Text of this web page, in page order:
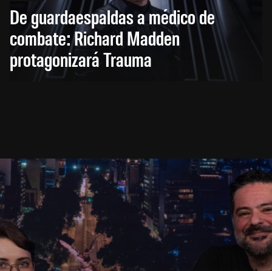
De guardaespaldas a médico de
combate: Richard Madden
protagonizará Trauma